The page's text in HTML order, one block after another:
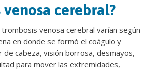
cerebral?
venosa cerebral varían según
en donde se formó el coágulo y
de cabeza, visión borrosa, desmayos,
para mover las extremidades,